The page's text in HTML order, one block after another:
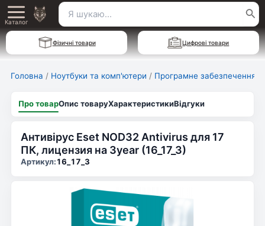
Перейти
до
вмісту
Main
Menu
Каталог
Пошук
для:
Фізичні товари Цифрові товари
Головна / Ноутбуки та комп'ютери / Програмне забезпечення
Про товарОпис товаруХарактеристикиВідгуки
Антивірус Eset NOD32 Antivirus для 17
ПК, лицензия на 3year (16_17_3)
Артикул:16_17_3